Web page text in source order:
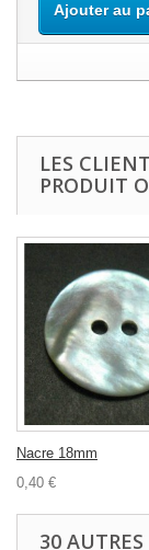
Ajouter au
LES
PRODUIT
Nacre 18mm
0,40 €
30